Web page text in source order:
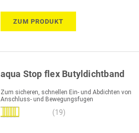
ZUM PRODUKT
aqua Stop flex Butyldichtband
Zum sicheren, schnellen Ein- und Abdichten von
Anschluss- und Bewegungsfugen
Bewertung:
(19)